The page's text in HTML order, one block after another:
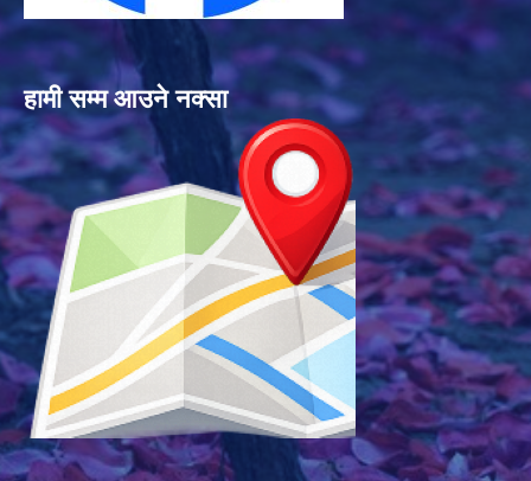
हामी सम्म आउने नक्सा